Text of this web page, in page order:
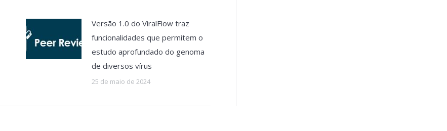
Versão 1.0 do ViralFlow traz
funcionalidades que permitem o
estudo aprofundado do genoma
de diversos vírus
25 de maio de 2024